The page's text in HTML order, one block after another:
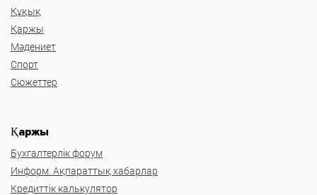
Құқық
Қаржы
Мәдениет
Спорт
Сюжеттер
Қаржы
Бухгалтерлік форум
Информ. Ақпараттық хабарлар
Кредиттік калькулятор